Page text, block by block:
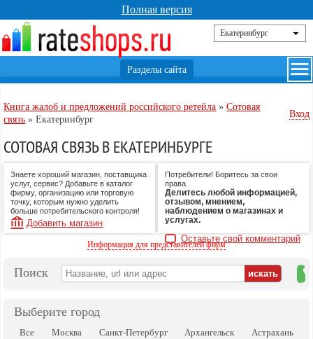
Полная версия
Книга жалоб и предложений российского ретейла »Сотовая
связь »Екатеринбург
Вход
СОТОВАЯ СВЯЗЬ В ЕКАТЕРИНБУРГЕ
Знаете хороший магазин, поставщика
услуг, сервис? Добавьте в каталог
фирму, организацию или торговую
точку, которым нужно уделить
больше потребительского контроля!
Добавить магазин
Потребители! Боритесь за свои
права.
Делитесь любой информацией,
отзывом, мнением,
наблюдением о магазинах и
услугах.
Оставьте свой комментарий
Информация для представителей фирм
Поиск
на
Выберите город
Все Москва Санкт-Петербург Архангельск
Астрахань